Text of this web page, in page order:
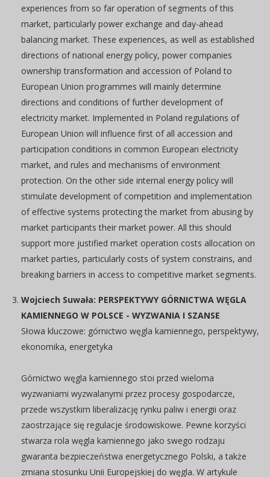
experiences from so far operation of segments of this
market, particularly power exchange and day-ahead
balancing market. These experiences, as well as established
directions of national energy policy, power companies
ownership transformation and accession of Poland to
European Union programmes will mainly determine
directions and conditions of further development of
electricity market. Implemented in Poland regulations of
European Union will influence first of all accession and
participation conditions in common European electricity
market, and rules and mechanisms of environment
protection. On the other side internal energy policy will
stimulate development of competition and implementation
of effective systems protecting the market from abusing by
market participants their market power. All this should
support more justified market operation costs allocation on
market parties, particularly costs of system constrains, and
breaking barriers in access to competitive market segments.
Wojciech Suwała: PERSPEKTYWY GÓRNICTWA WĘGLA
KAMIENNEGO W POLSCE - WYZWANIA I SZANSE
Słowa kluczowe: górnictwo węgla kamiennego, perspektywy,
ekonomika, energetyka
Górnictwo węgla kamiennego stoi przed wieloma
wyzwaniami wyzwalanymi przez procesy gospodarcze,
przede wszystkim liberalizację rynku paliw i energii oraz
zaostrzające się regulacje środowiskowe. Pewne korzyści
stwarza rola węgla kamiennego jako swego rodzaju
gwaranta bezpieczeństwa energetycznego Polski, a także
zmiana stosunku Unii Europejskiej do węgla. W artykule